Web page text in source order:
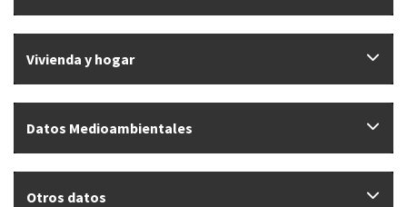
Vivienda y hogar
Datos Medioambientales
Otros datos